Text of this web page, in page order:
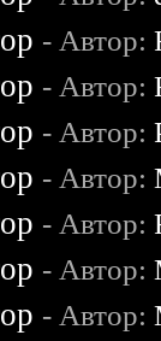
- Автор:
- Автор:
- Автор:
- Автор:
- Автор:
- Автор:
- Автор: